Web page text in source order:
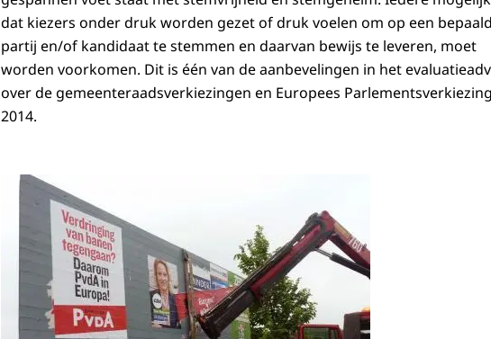
dat kiezers onder druk worden gezet of druk voelen om op een
partij en/of kandidaat te stemmen en daarvan bewijs te leveren, moet
worden voorkomen. Dit is één van de aanbevelingen in het
over de gemeenteraadsverkiezingen en Europees Parlementsverkiezing
2014.